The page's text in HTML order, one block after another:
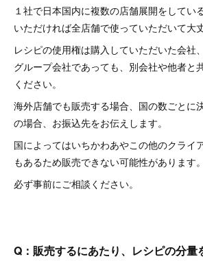
１社で日本国内に複数の店舗展開をしてい
いただければ全店舗で使っていただいて大
レシピの使用権は購入していただいた会社
グループ会社であっても、別会社や他者と
ください。
海外店舗でも販売する場合、国の数ごとに
の場合、お振込先をお伝えします。
国によってはいちかわあやこの他のクライ
もあるため販売できない可能性があります。
必ず事前にご相談ください。
Q：販売するにあたり、レシピの分量